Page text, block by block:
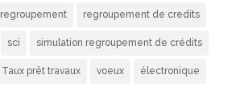
regroupement regroupement de credits
sci simulation regroupement de crédits
Taux prêt travaux voeux électronique